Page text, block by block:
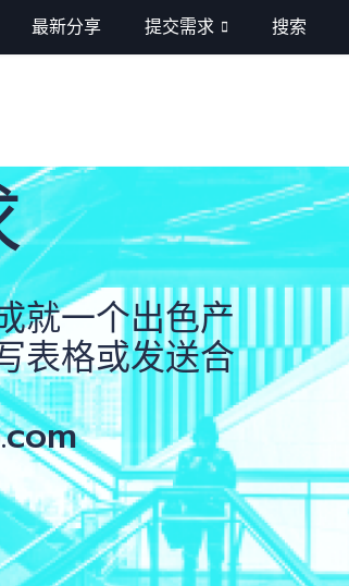
最新分享 提交需求 搜索
巧计
就一个出色产
表格或发送合